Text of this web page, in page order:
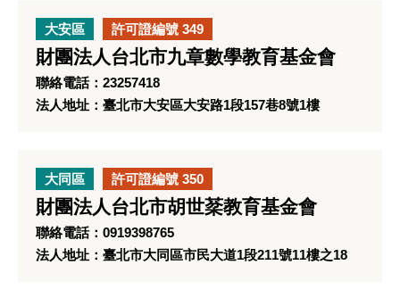
大安區 許可證編號 349
財團法人台北市九章數學教育基金會
聯絡電話：23257418
法人地址：臺北市大安區大安路1段157巷8號1樓
大同區 許可證編號 350
財團法人台北市胡世棻教育基金會
聯絡電話：0919398765
法人地址：臺北市大同區市民大道1段211號11樓之18